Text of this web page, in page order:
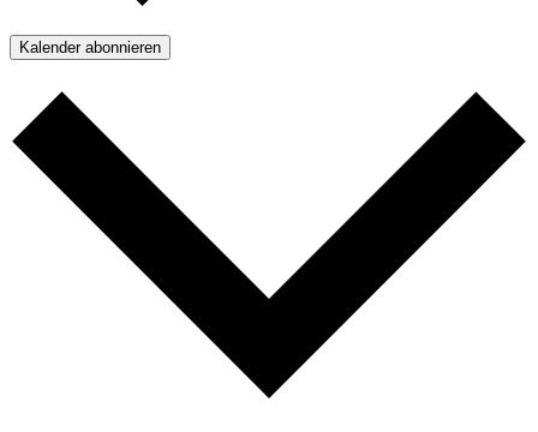
Kalender abonnieren